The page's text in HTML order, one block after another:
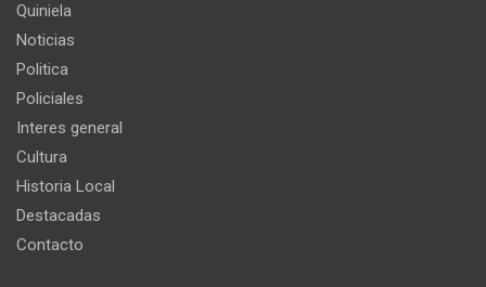
Quiniela
Noticias
Politica
Policiales
Interes general
Cultura
Historia Local
Destacadas
Contacto